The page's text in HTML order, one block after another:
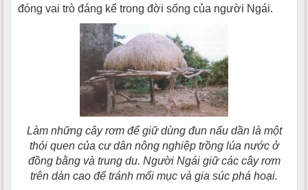
đóng vai trò đáng kể trong đời sống của người Ngái.
Làm những cây rơm để giữ dùng đun nấu dần là một
thói quen của cư dân nông nghiệp trồng lúa nước ở
đồng bằng và trung du. Người Ngái giữ các cây rơm
trên dàn cao để tránh mối mục và gia súc phá hoại.